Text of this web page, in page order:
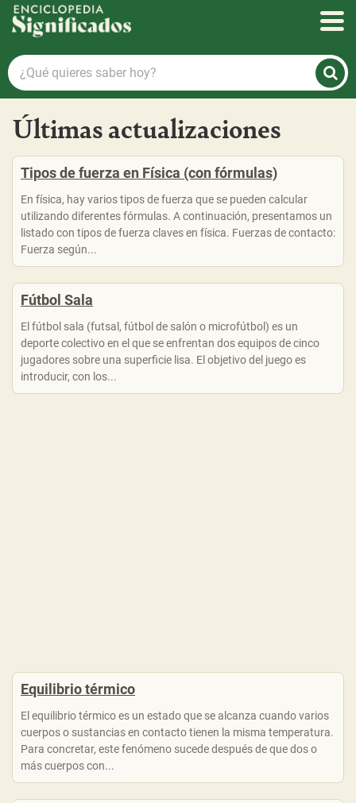
Enciclopedia Significados
¿Qué
quieres
saber
hoy?
Últimas actualizaciones
Tipos de fuerza en Física (con fórmulas)
En física, hay varios tipos de fuerza que se pueden calcular
utilizando diferentes fórmulas. A continuación, presentamos un
listado con tipos de fuerza claves en física. Fuerzas de contacto:
Fuerza según...
Fútbol Sala
El fútbol sala (futsal, fútbol de salón o microfútbol) es un
deporte colectivo en el que se enfrentan dos equipos de cinco
jugadores sobre una superficie lisa. El objetivo del juego es
introducir, con los...
Equilibrio térmico
El equilibrio térmico es un estado que se alcanza cuando varios
cuerpos o sustancias en contacto tienen la misma temperatura.
Para concretar, este fenómeno sucede después de que dos o
más cuerpos con...